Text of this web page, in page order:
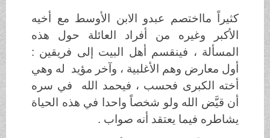
كثيراً مااختصم عبدو الابن الأوسط مع أخيه
الأكبر وغيره من أفراد العائلة حول هذه
المسألة ، فينقسم أهل البيت إلى فريقين :
أول معارض وهم الأغلبية ، وآخر مؤيد له وهي
أخته الكبرى فحسب ، فيحمد الله في سره
أن قيَّض الله ولو شخصاً واحدا في هذه الحياة
يشاطره فيما يعتقد أنه صواب .